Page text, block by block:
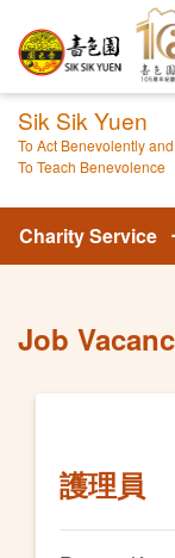
Sik Sik Yuen
To Act Benevolently and
To Teach Benevolence
Charity Service
Job
護理員